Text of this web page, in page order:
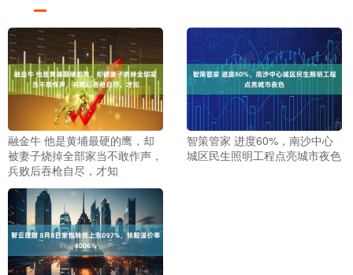
融金牛 他是黄埔最硬的鹰，却
被妻子烧掉全部家当不敢作声，
兵败后吞枪自尽，才知
智策管家 进度60%，南沙中心
城区民生照明工程点亮城市夜色